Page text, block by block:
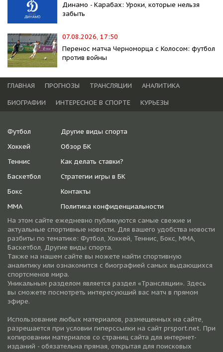
Динамо - Карабах: Уроки, которые нельзя
забыть
07.08.2026, 17:50
Перенос матча Черноморца с Колосом: футбол
против войны
ГЛАВНАЯ ПРОГНОЗЫ ТРАНСЛЯЦИИ
АНАЛИТИКА
БИОГРАФИИ
ИНТЕРЕСНОЕ В СПОРТЕ КУРЬЕЗЫ
Футбол
Хоккей
Теннис
Баскетбол
Бокс
ММА
Другие виды спорта
Обзор БК
Как делать ставки?
Стратегии игры в БК
Контакты
Политика конфиденциальности
На этом сайте ежедневно публикуются самые свежие и
актуальные спортивные новости. Для вашего удобства новости
разбиты по тематике: Футбол, Хоккей, Теннис, Бокс, ММА,
Баскетбол, Другие виды спорта.
Также на нашем сайте вы можете найти спортивную
аналитику или ознакомится с биографией самых выдающихся
спортсменов мира.
Уникальным разделом является раздел «Трансляции». Здесь
вы сможете посмотреть интересующий вас матч в прямом
эфире.
Использование любых материалов, размещенных на сайте,
разрешается при условии гиперссылки на cайт prsport.net. При
копировании материалов со страниц сайта для интернет-
изданий - обязательна прямая, открытая для поисковых